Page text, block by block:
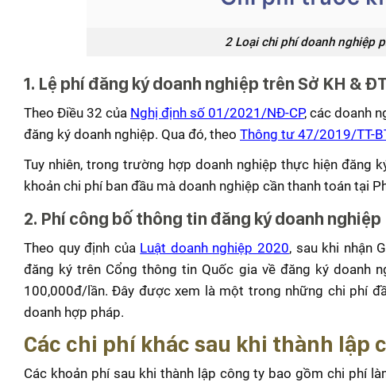
2 Loại chi phí doanh nghiệp
1. Lệ phí đăng ký doanh nghiệp trên Sở KH & ĐT
Theo Điều 32 của Nghị định số 01/2021/NĐ-CP, các doanh
đăng ký doanh nghiệp. Qua đó, theo Thông tư 47/2019/TT-
Tuy nhiên, trong trường hợp doanh nghiệp thực hiện đăng
khoản chi phí ban đầu mà doanh nghiệp cần thanh toán tại
2. Phí công bố thông tin đăng ký doanh nghiệp
Theo quy định của Luật doanh nghiệp 2020, sau khi nhận
đăng ký trên Cổng thông tin Quốc gia về đăng ký doanh
100,000đ/lần. Đây được xem là một trong những chi phí
doanh hợp pháp.
Các chi phí khác sau khi thành lập
Các khoản phí sau khi thành lập công ty bao gồm chi phí